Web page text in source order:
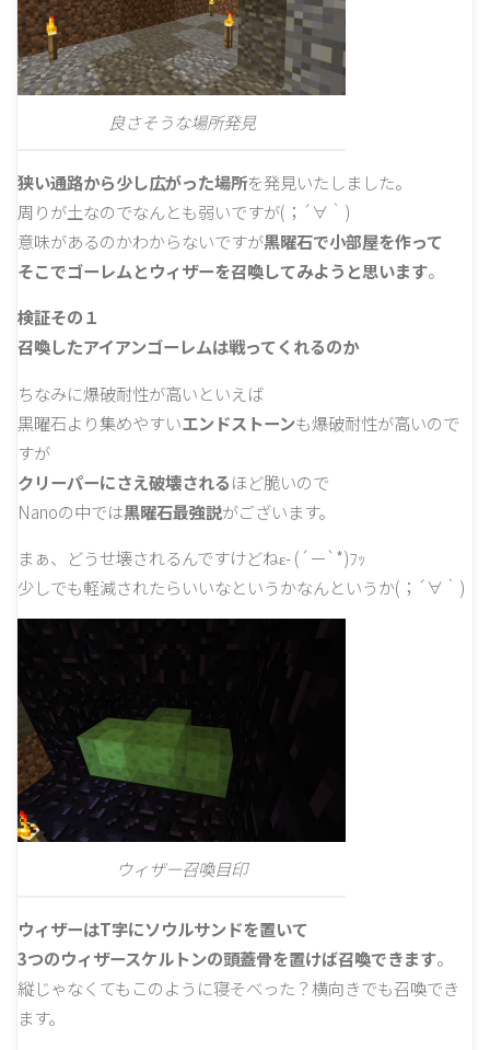
良さそうな場所発見
狭い通路から少し広がった場所を発見いたしました。
周りが土なのでなんとも弱いですが(；´∀｀)
意味があるのかわからないですが黒曜石で小部屋を作って
そこでゴーレムとウィザーを召喚してみようと思います。
検証その１
召喚したアイアンゴーレムは戦ってくれるのか
ちなみに爆破耐性が高いといえば
黒曜石より集めやすいエンドストーンも爆破耐性が高いので
すが
クリーパーにさえ破壊されるほど脆いので
Nanoの中では黒曜石最強説がございます。
まぁ、どうせ壊されるんですけどねε- (´ー`*)ﾌｯ
少しでも軽減されたらいいなというかなんというか(；´∀｀)
ウィザー召喚目印
ウィザーはT字にソウルサンドを置いて
3つのウィザースケルトンの頭蓋骨を置けば召喚できます。
縦じゃなくてもこのように寝そべった？横向きでも召喚でき
ます。